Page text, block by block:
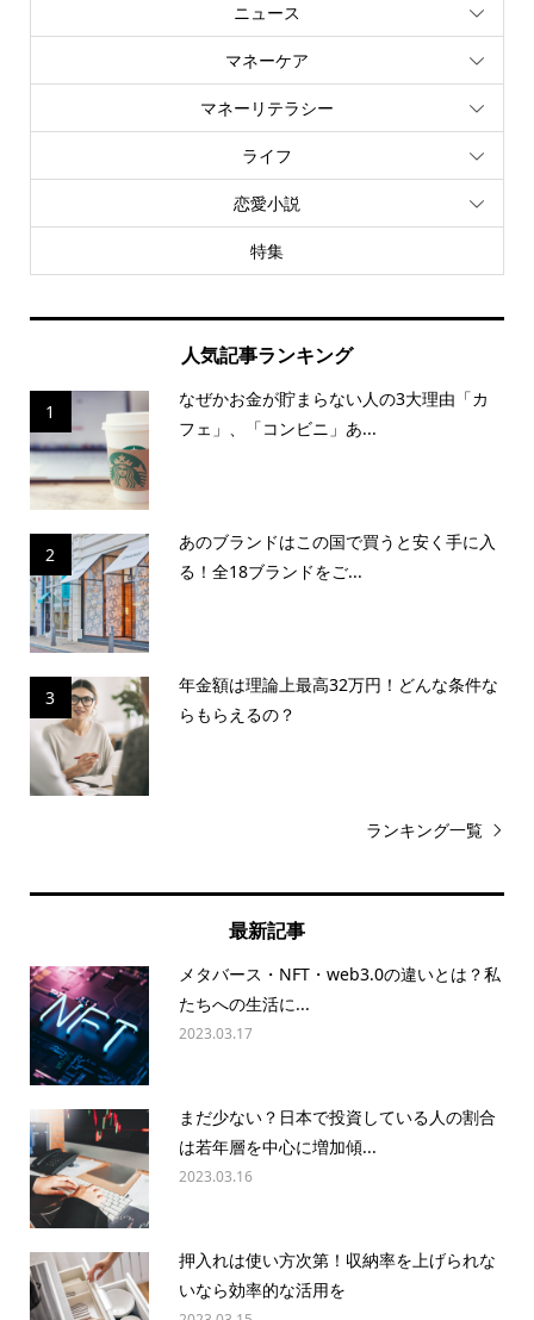
ニュース
マネーケア
マネーリテラシー
ライフ
恋愛小説
特集
人気記事ランキング
1
なぜかお金が貯まらない人の3大理由「カ
フェ」、「コンビニ」あ...
2
あのブランドはこの国で買うと安く手に入
る！全18ブランドをご...
3
年金額は理論上最高32万円！どんな条件な
らもらえるの？
ランキング一覧
最新記事
メタバース・NFT・web3.0の違いとは？私
たちへの生活に...
2023.03.17
まだ少ない？日本で投資している人の割合
は若年層を中心に増加傾...
2023.03.16
押入れは使い方次第！収納率を上げられな
いなら効率的な活用を